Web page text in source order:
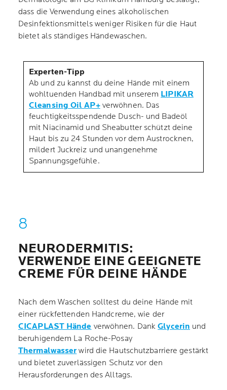
dass die Verwendung eines alkoholischen
Desinfektionsmittels weniger Risiken für die Haut
bietet als ständiges Händewaschen.
Experten-Tipp
Ab und zu kannst du deine Hände mit einem
wohltuenden Handbad mit unserem LIPIKAR
Cleansing Oil AP+verwöhnen. Das
feuchtigkeitsspendende Dusch- und Badeöl
mit Niacinamid und Sheabutter schützt deine
Haut bis zu 24 Stunden vor dem Austrocknen,
mildert Juckreiz und unangenehme
Spannungsgefühle.
NEURODERMITIS:
VERWENDE EINE GEEIGNETE
CREME FÜR DEINE HÄNDE
Nach dem Waschen solltest du deine Hände mit
einer rückfettenden Handcreme, wie der
CICAPLAST Hände verwöhnen. DankGlycerin und
beruhigendem La Roche-Posay
Thermalwasser wird die Hautschutzbarriere gestärkt
und bietet zuverlässigen Schutz vor den
Herausforderungen des Alltags.